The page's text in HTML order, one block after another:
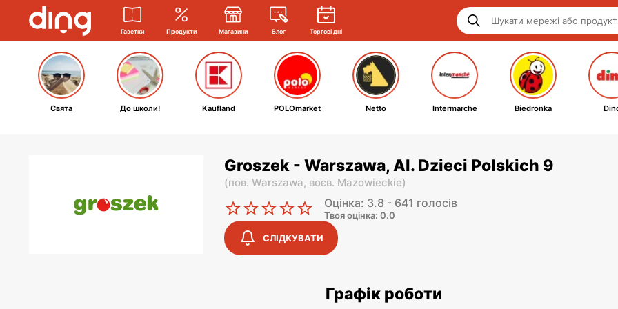
Газетки Продукти Магазини Блог Торгові дні
Свята До школи! Kaufland POLOmarket Netto Intermarche Biedronka
Groszek - Warszawa, Al. Dzieci Polskich 9
(пов. Warszawa, воєв. Mazowieckie)
Оцінка: 3.8 - 641 голосів
Твоя оцінка: 0.0
СЛІДКУВАТИ
Графік роботи